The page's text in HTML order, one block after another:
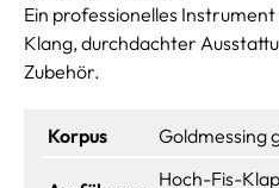
Ein professionelles
Klang, durchdachter
Zubehör.
Korpus Goldmessing
Hoch-Fis-